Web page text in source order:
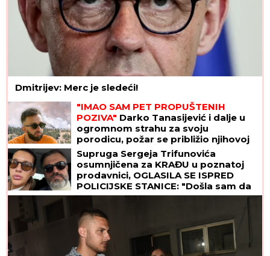
Dmitrijev: Merc je sledeći!
"IMAO SAM PET PROPUŠTENIH
POZIVA" Darko Tanasijević i dalje u
ogromnom strahu za svoju
porodicu, požar se približio njihovoj
kući: "Prva reč koju sam čuo -
IZGOREĆEMO"
Supruga Sergeja Trifunovića
osumnjičena za KRAĐU u poznatoj
prodavnici, OGLASILA SE ISPRED
POLICIJSKE STANICE: "Došla sam da
uzmem to"